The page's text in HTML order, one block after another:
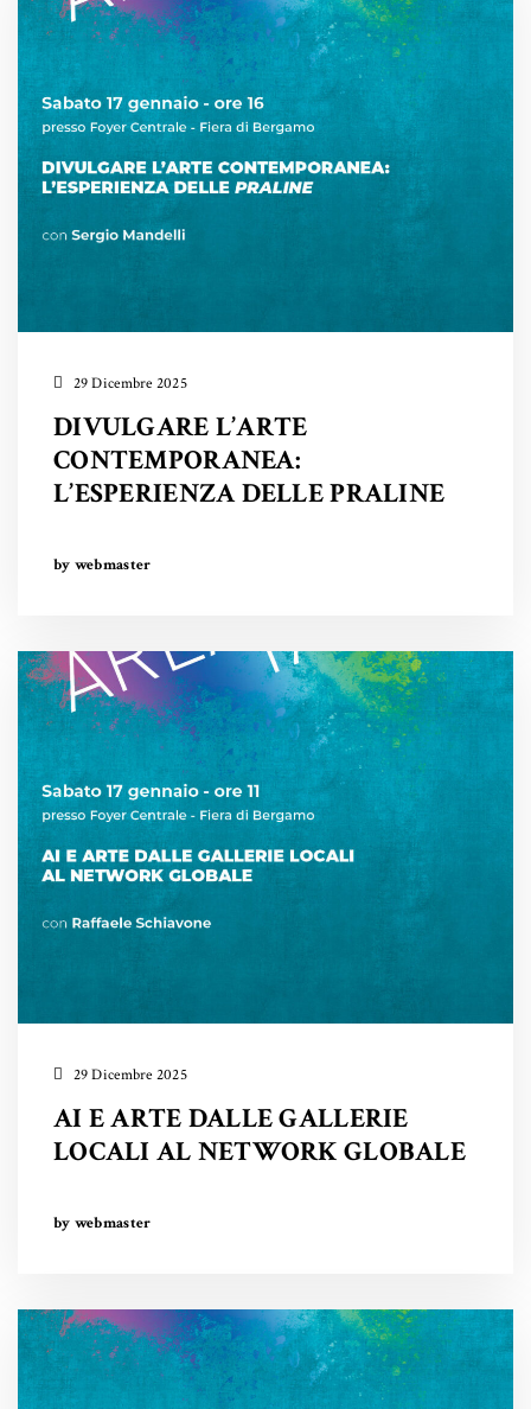
29 Dicembre 2025
DIVULGARE L’ARTE
CONTEMPORANEA:
L’ESPERIENZA DELLE PRALINE
by webmaster
29 Dicembre 2025
AI E ARTE DALLE GALLERIE
LOCALI AL NETWORK GLOBALE
by webmaster